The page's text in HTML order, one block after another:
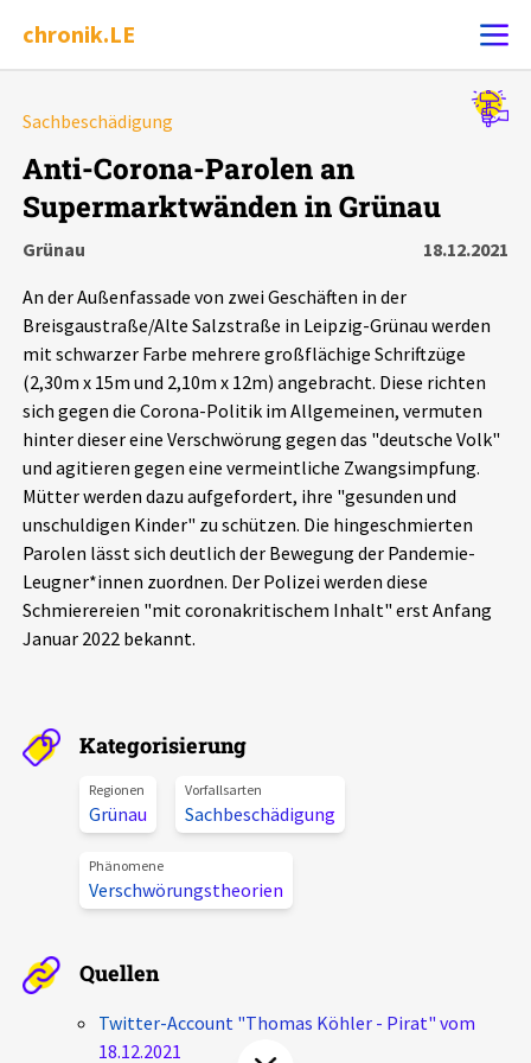
chronik.LE
Chronik
Leipziger Zustände
Schlaglichter
Phänomene
Aktuelles
Alle Beiträge
Podcasts
Über uns
Kontakt
Unterstützer_innen
Spenden
chronik.LE in der Presse
Sachbeschädigung
Anti-Corona-Parolen an
Supermarktwänden in Grünau
Grünau
18.12.2021
An der Außenfassade von zwei Geschäften in der
Breisgaustraße/Alte Salzstraße in Leipzig-Grünau werden
mit schwarzer Farbe mehrere großflächige Schriftzüge
(2,30m x 15m und 2,10m x 12m) angebracht. Diese richten
sich gegen die Corona-Politik im Allgemeinen, vermuten
hinter dieser eine Verschwörung gegen das "deutsche Volk"
und agitieren gegen eine vermeintliche Zwangsimpfung.
Mütter werden dazu aufgefordert, ihre "gesunden und
unschuldigen Kinder" zu schützen. Die hingeschmierten
Parolen lässt sich deutlich der Bewegung der Pandemie-
Leugner*innen zuordnen. Der Polizei werden diese
Schmierereien "mit coronakritischem Inhalt" erst Anfang
Januar 2022 bekannt.
Kategorisierung
Regionen
Grünau
Vorfallsarten
Sachbeschädigung
Phänomene
Verschwörungstheorien
Quellen
Twitter-Account "Thomas Köhler - Pirat" vom
18.12.2021
Alle Ereignisse
Ereignisse
Ereignisse Statistik